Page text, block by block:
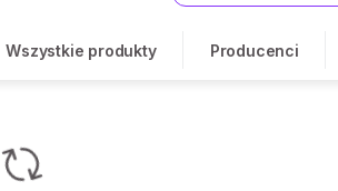
Wszystkie produkty Producenci